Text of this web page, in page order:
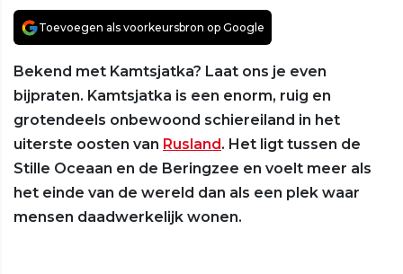
Toevoegen als voorkeursbron op Google
Bekend met Kamtsjatka? Laat ons je even
bijpraten. Kamtsjatka is een enorm, ruig en
grotendeels onbewoond schiereiland in het
uiterste oosten van Rusland. Het ligt tussen de
Stille Oceaan en de Beringzee en voelt meer als
het einde van de wereld dan als een plek waar
mensen daadwerkelijk wonen.